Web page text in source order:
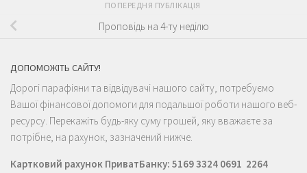
ПОПЕРЕДНЯ ПУБЛІКАЦІЯ
Проповідь на 4-ту неділю
ДОПОМОЖІТЬ САЙТУ!
Дорогі парафіяни та відвідувачі нашого сайту, потребуємо
Вашої фінансової допомоги для подальшої роботи нашого веб-
ресурсу. Перекажіть будь-яку суму грошей, яку вважаєте за
потрібне, на рахунок, зазначений нижче.
Картковий рахунок ПриватБанку: 5169 3324 0691 2264